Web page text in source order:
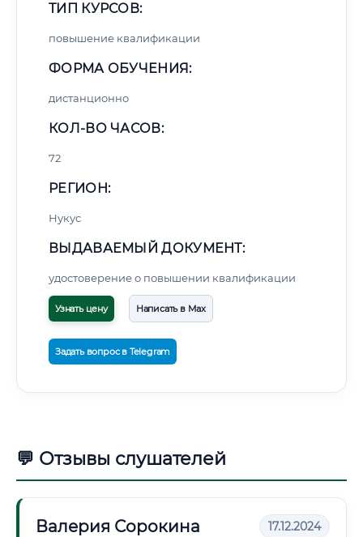
ТИП КУРСОВ:
повышение квалификации
ФОРМА ОБУЧЕНИЯ:
дистанционно
КОЛ-ВО ЧАСОВ:
72
РЕГИОН:
Нукус
ВЫДАВАЕМЫЙ ДОКУМЕНТ:
удостоверение о повышении квалификации
Узнать цену Написать в Max
Задать вопрос в Telegram
💬 Отзывы слушателей
Валерия Сорокина 17.12.2024